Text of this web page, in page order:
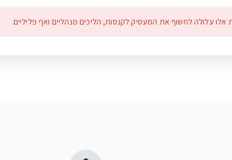
אלו עלולה לחשוף את המעסיק לקנסות, הליכים מנהליים ואף פליליים.